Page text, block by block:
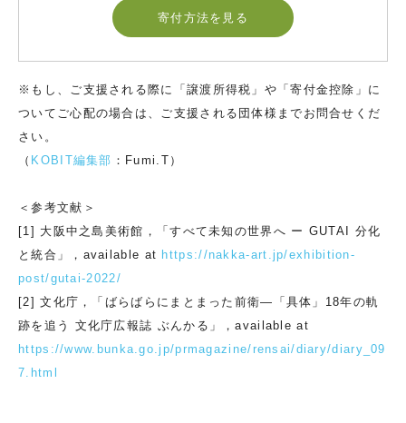
寄付方法を見る
※もし、ご支援される際に「譲渡所得税」や「寄付金控除」に
ついてご心配の場合は、ご支援される団体様までお問合せくだ
さい。
（ KOBIT編集部 ：Fumi.T）
＜参考文献＞
[1] 大阪中之島美術館，「すべて未知の世界へ ー GUTAI 分化
と統合」，available at https://nakka-art.jp/exhibition-
post/gutai-2022/
[2] 文化庁，「ばらばらにまとまった前衛—「具体」18年の軌
跡を追う 文化庁広報誌 ぶんかる」，available at
https://www.bunka.go.jp/prmagazine/rensai/diary/diary_09
7.html